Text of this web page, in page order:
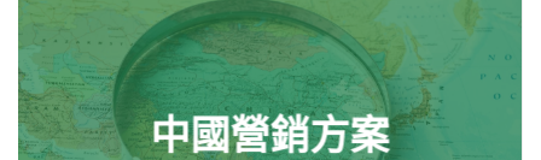
中國營銷方案